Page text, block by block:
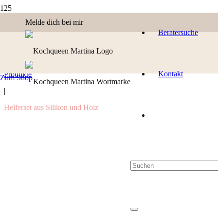
Melde dich bei mir
Beratersuche
Kontakt
Zum Shop
Produkte
|
Helferset aus Silikon und Holz